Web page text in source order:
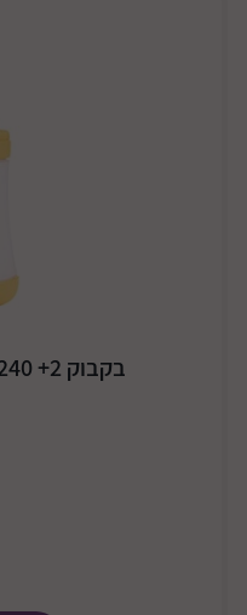
בקבוק 2+ 240 מל דגם Perfect 5